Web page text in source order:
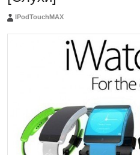
IPodTouchMAX